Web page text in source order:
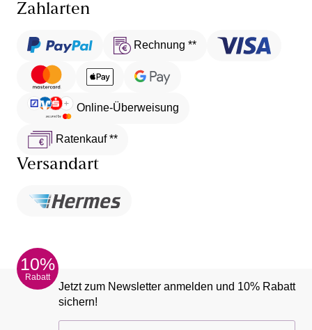
Zahlarten
Rechnung **
Online-Überweisung
Ratenkauf **
Versandart
10%
Rabatt
Jetzt zum Newsletter anmelden und 10% Rabatt
sichern!